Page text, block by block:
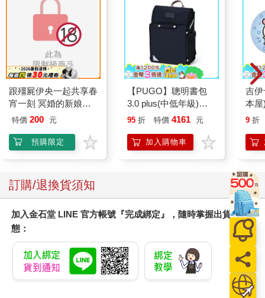
跟殭屍伊央一起共享春
宵一刻 冥婚的新娘番
外篇
特價 200 元
預購限定
【PUGO】聰明書包
3.0 plus(中低年級)酷
黑 全新進化玩美上市
95 折 特價 4161 元
加入購物車
吉
本屋
9 折
訂購/退換貨須知
加入金石堂 LINE 官方帳號『完成綁定』，隨時掌握出貨動
態：